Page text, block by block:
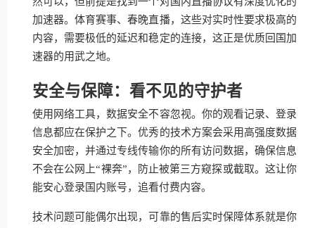
加速器。体育赛事、春晚直播，这些对实时性要求极高的
内容，需要极低的延迟和稳定的连接，这正是优质回国加
速器的用武之地。
安全与保障：看不见的守护者
使用网络工具，数据安全不容忽视。你的观看记录、登录
信息都应在保护之下。优秀的技术方案会采用高强度数据
安全加密，并通过专线传输你的所有访问数据，确保信息
不会在公网上“裸奔”，防止被第三方窥探或截取。这让你
能安心登录国内账号，追看付费内容。
技术问题可能偶尔出现，可靠的售后实时保障体系就是你